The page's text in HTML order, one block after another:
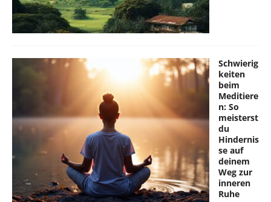
Schwierig
keiten
beim
Meditiere
n: So
meisterst
du
Hindernis
se auf
deinem
Weg zur
inneren
Ruhe